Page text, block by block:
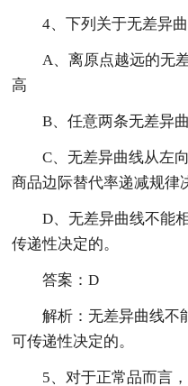
4、下列关于无差异
A、离原点越远的无
高
B、任意两条无差异
C、无差异曲线从左
商品边际替代率递减规律
D、无差异曲线不能
传递性决定的。
答案：D
解析：无差异曲线不
可传递性决定的。
5、对于正常品而言